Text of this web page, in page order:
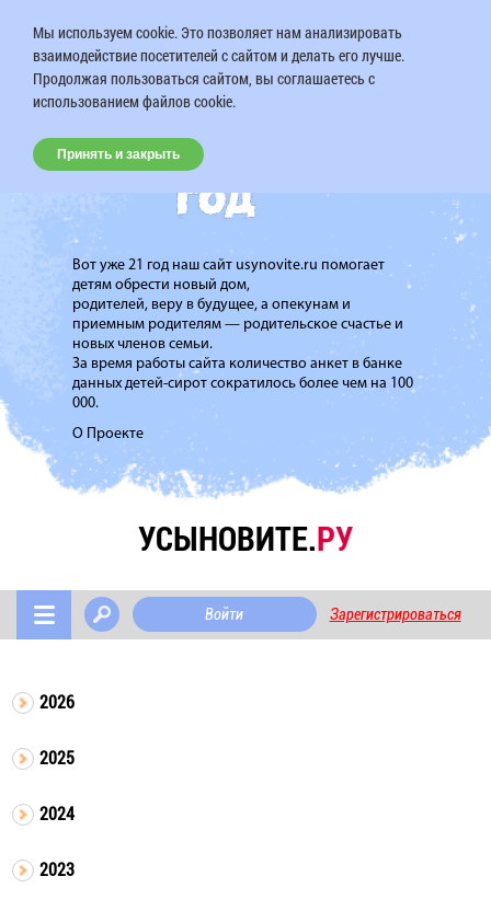
Вот уже 21 год наш сайт usynovite.ru помогает
детям обрести новый дом,
родителей, веру в будущее, а опекунам и
приемным родителям — родительское счастье и
новых членов семьи.
За время работы сайта количество анкет в банке
данных детей-сирот сократилось более чем на 100
000.
О Проекте
УСЫНОВИТЕ.РУ
Войти Зарегистрироваться
2026
2025
2024
2023
Мы используем cookie. Это позволяет нам анализировать
взаимодействие посетителей с сайтом и делать его лучше.
Продолжая пользоваться сайтом, вы соглашаетесь с
использованием файлов cookie.
Принять и закрыть